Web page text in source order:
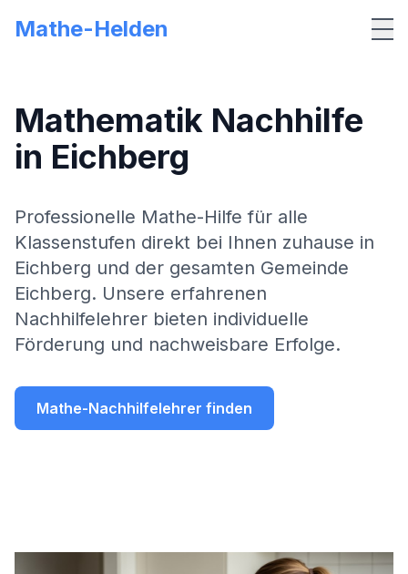
Mathe-Helden
Mathematik Nachhilfe
in Eichberg
Professionelle Mathe-Hilfe für alle
Klassenstufen direkt bei Ihnen zuhause in
Eichberg und der gesamten Gemeinde
Eichberg. Unsere erfahrenen
Nachhilfelehrer bieten individuelle
Förderung und nachweisbare Erfolge.
Mathe-Nachhilfelehrer finden